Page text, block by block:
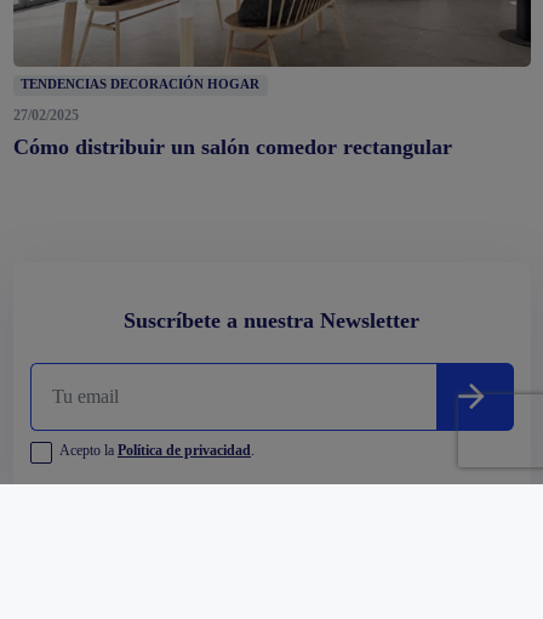
TENDENCIAS DECORACIÓN HOGAR
27/02/2025
Cómo distribuir un salón comedor rectangular
Suscríbete a nuestra Newsletter
Acepto la Política de privacidad.